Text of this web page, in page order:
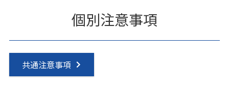
個別注意事項
共通注意事項